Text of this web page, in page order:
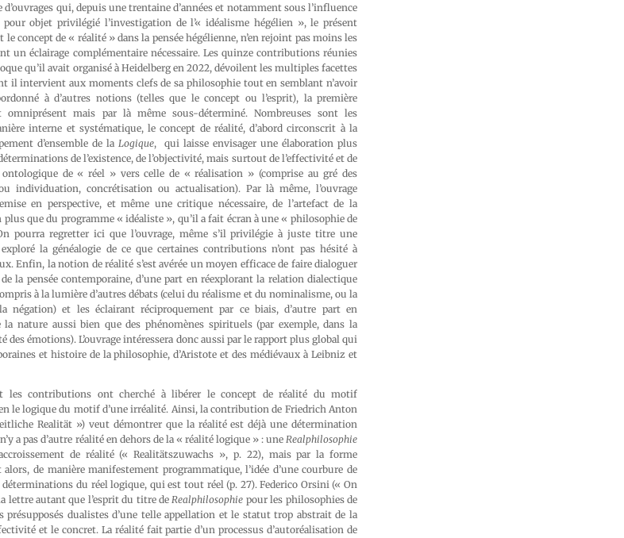
d’ouvrages qui, depuis une trentaine d’années et notamment sous l’influence
objet privilégié l’investigation de l’« idéalisme hégélien », le présent
concept de « réalité » dans la pensée hégélienne, n’en rejoint pas moins les
un éclairage complémentaire nécessaire. Les quinze contributions réunies
qu’il avait organisé à Heidelberg en 2022, dévoilent les multiples facettes
il intervient aux moments clefs de sa philosophie tout en semblant n’avoir
à d’autres notions (telles que le concept ou l’esprit), la première
omniprésent mais par là même sous-déterminé. Nombreuses sont les
interne et systématique, le concept de réalité, d’abord circonscrit à la
d’ensemble de la Logique, qui laisse envisager une élaboration plus
de l’existence, de l’objectivité, mais surtout de l’effectivité et de
de « réel » vers celle de « réalisation » (comprise au gré des
individuation, concrétisation ou actualisation). Par là même, l’ouvrage
en perspective, et même une critique nécessaire, de l’artefact de la
que du programme « idéaliste », qu’il a fait écran à une « philosophie de
pourra regretter ici que l’ouvrage, même s’il privilégie à juste titre une
la généalogie de ce que certaines contributions n’ont pas hésité à
Enfin, la notion de réalité s’est avérée un moyen efficace de faire dialoguer
la pensée contemporaine, d’une part en réexplorant la relation dialectique
à la lumière d’autres débats (celui du réalisme et du nominalisme, ou la
négation) et les éclairant réciproquement par ce biais, d’autre part en
nature aussi bien que des phénomènes spirituels (par exemple, dans la
des émotions). L’ouvrage intéressera donc aussi par le rapport plus global qui
et histoire de la philosophie, d’Aristote et des médiévaux à Leibniz et
les contributions ont cherché à libérer le concept de réalité du motif
le logique du motif d’une irréalité. Ainsi, la contribution de Friedrich Anton
Realität ») veut démontrer que la réalité est déjà une détermination
a pas d’autre réalité en dehors de la « réalité logique » : une Realphilosophie
de réalité (« Realitätszuwachs », p. 22), mais par la forme
de manière manifestement programmatique, l’idée d’une courbure de
du réel logique, qui est tout réel (p. 27). Federico Orsini (« On
lettre autant que l’esprit du titre deRealphilosophie pour les philosophies de
présupposés dualistes d’une telle appellation et le statut trop abstrait de la
et le concret. La réalité fait partie d’un processus d’autoréalisation de